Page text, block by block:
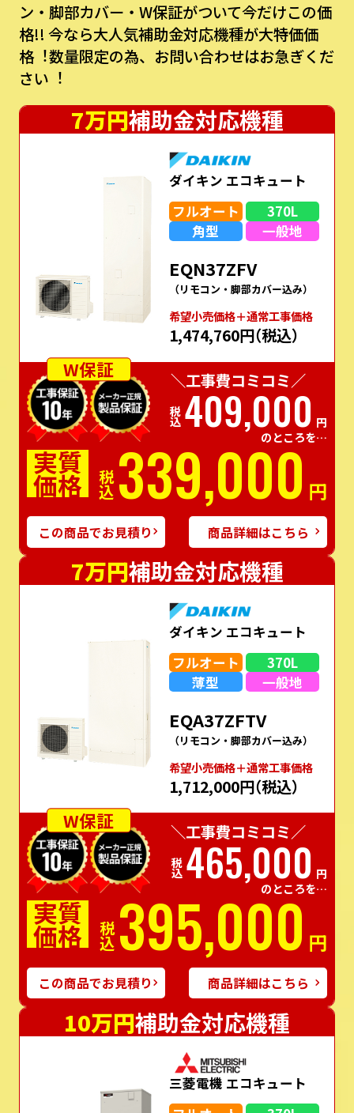
ン・脚部カバー・W保証がついて今だけこの価
格!! 今なら⼤⼈気補助⾦対応機種が⼤特価価
格︕数量限定の為、お問い合わせはお急ぎくだ
さい︕
7万円補助金対応機種
ダイキン エコキュート
フルオート
370L
角型
一般地
EQN37ZFV
（リモコン・脚部カバー込み）
希望⼩売価格＋通常⼯事価格
1,474,760円（税込）
W保証
＼工事費コミコミ／
税込409,000 円
のところを…
実質
価格 税込339,000 円
この商品でお見積り 商品詳細はこちら
7万円補助金対応機種
ダイキン エコキュート
フルオート
370L
薄型
一般地
EQA37ZFTV
（リモコン・脚部カバー込み）
希望⼩売価格＋通常⼯事価格
1,712,000円（税込）
W保証
＼工事費コミコミ／
税込465,000 円
のところを…
実質
価格 税込395,000 円
この商品でお見積り 商品詳細はこちら
10万円補助金対応機種
三菱電機 エコキュート